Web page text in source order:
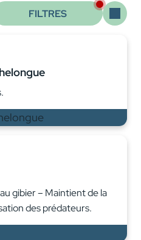
FILTRES
gibier – Maintient de la
des prédateurs.